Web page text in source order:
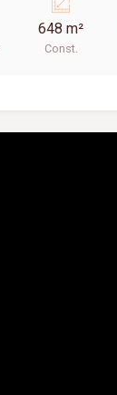
648 m²
Const.